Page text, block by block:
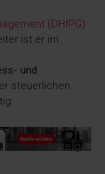
(DHfPG).
ist er im
und
steuerlichen
-Anzeige-